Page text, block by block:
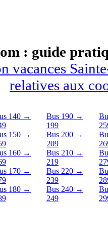
: guide
vacances
relatives aux
140 →
150 →
160 →
170 →
180 →
Bus 190 →
199
Bus 200 →
209
Bus 210 →
219
Bus 220 →
239
Bus 240 →
249